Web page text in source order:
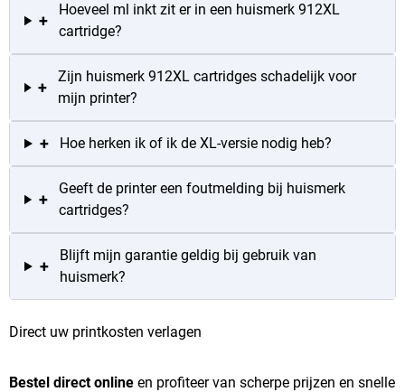
+
Hoeveel ml inkt zit er in een huismerk 912XL
cartridge?
+
Zijn huismerk 912XL cartridges schadelijk voor
mijn printer?
+ Hoe herken ik of ik de XL-versie nodig heb?
+
Geeft de printer een foutmelding bij huismerk
cartridges?
+
Blijft mijn garantie geldig bij gebruik van
huismerk?
Direct uw printkosten verlagen
Bestel direct online en profiteer van scherpe prijzen en snelle